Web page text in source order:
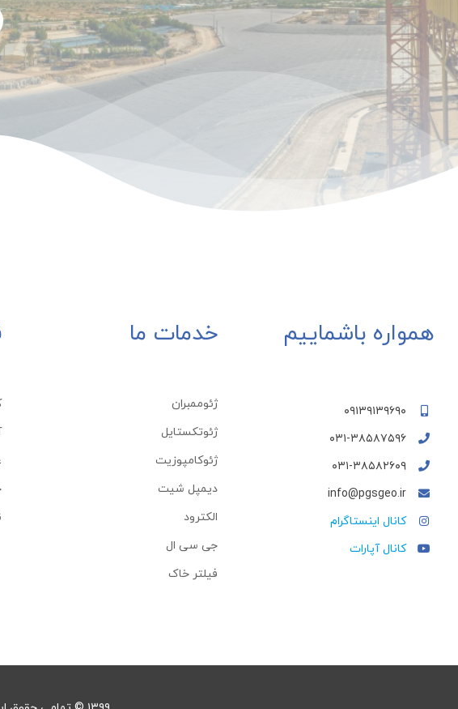
همواره باشماییم
۰۹۱۳۹۱۳۹۶۹۰
۰۳۱-۳۸۵۸۷۵۹۶
۰۳۱-۳۸۵۸۲۶۰۹
info@pgsgeo.ir
کانال اینستاگرام
کانال آپارات
خدمات ما
ژئوممبران
ژئوتکستایل
ژئوكامپوزيت
دیمپل شیت
الکترود
جی سی ال
فیلتر خاک